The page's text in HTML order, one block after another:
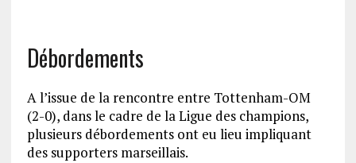
Débordements
A l’issue de la rencontre entre Tottenham-OM
(2-0), dans le cadre de la Ligue des champions,
plusieurs débordements ont eu lieu impliquant
des supporters marseillais.